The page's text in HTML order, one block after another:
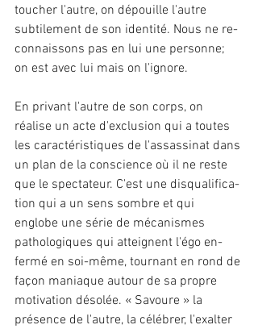
toucher l'autre, on dépouille l'autre
subtilement de son identité. Nous ne re­
connaissons pas en lui une personne;
on est avec lui mais on l'ignore.
En privant l'autre de son corps, on
réalise un acte d'exclusion qui a toutes
les caractéristiques de l'assassinat dans
un plan de la conscience où il ne reste
que le spectateur. C'est une disqualifica­
tion qui a un sens sombre et qui
englobe une série de méca­nismes
pathologiques qui atteignent l'égo en­
fermé en soi-même, tournant en rond de
façon maniaque autour de sa propre
motivation désolée. « Savoure » la
présence de l'autre, la célébrer, l'exalter